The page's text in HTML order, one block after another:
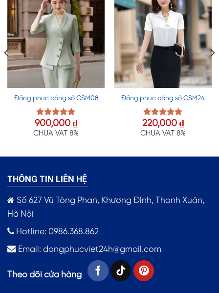
Đồng phục công sở CSM08
Được xếp
hạng5.00
900,000 ₫
CHƯA VAT 8%
Đồng phục công sở CSM24
Được xếp
hạng5.00
220,000 ₫
CHƯA VAT 8%
THÔNG TIN LIÊN HỆ
Số 627 Vũ Tông Phan, Khương Đình, Thanh Xuân,
Hà Nội
Hotline: 0986.368.862
Email: dongphucviet24h@gmail.com
Theo dõi cửa hàng